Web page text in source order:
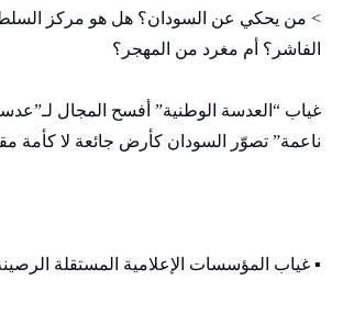
> من يحكي عن السودان؟ هل هو مركز
الفاشر؟ أم مغرد من المهجر؟
غياب “العدسة الوطنية” أفسح المجال
ناعمة” تصوّر السودان كأرض جائعة لا كأمة
▪️ غياب المؤسسات الإعلامية المستقلة